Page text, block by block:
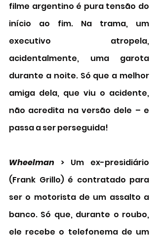
filme argentino é pura tensão do
início ao fim. Na trama, um
executivo atropela,
acidentalmente, uma garota
durante a noite. Só que a melhor
amiga dela, que viu o acidente,
não acredita na versão dele – e
passa a ser perseguida!
Wheelman > Um ex-presidiário
(Frank Grillo) é contratado para
ser o motorista de um assalto a
banco. Só que, durante o roubo,
ele recebe o telefonema de um